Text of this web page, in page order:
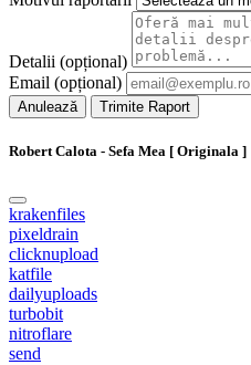
Detalii (opțional)
Email (opțional)
Anulează Trimite Raport
Robert Calota - Sefa Mea [ Originala ]
krakenfiles
pixeldrain
clicknupload
katfile
dailyuploads
turbobit
nitroflare
send